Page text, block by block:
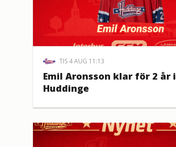
TIS 4 AUG 11:13
Emil Aronsson klar för 2 år i
Huddinge